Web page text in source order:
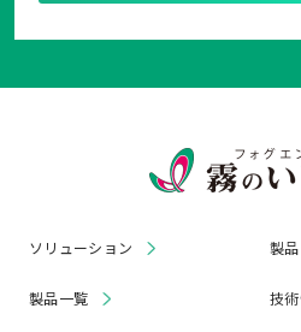
ソリューション 製品
製品一覧 技